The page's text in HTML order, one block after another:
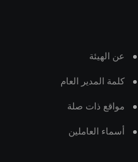
عن الهيئة
كلمة المدير العام
مواقع ذات صلة
أسماء العاملين